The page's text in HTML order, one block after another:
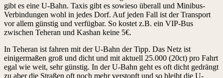
gibt es eine U-Bahn. Taxis gibt es sowieso überall und Minibus-
Verbindungen wohl in jedes Dorf. Auf jeden Fall ist der Transport
vor allem günstig und verfügbar. So kostet z.B. ein VIP-Bus
zwischen Teheran und Kashan keine 5€.
In Teheran ist fahren mit der U-Bahn der Tipp. Das Netz ist
einigermaßen groß und dicht und mit aktuell 25.000 (20ct) pro Fahrt
egal wie weit, sehr günstig. In der U-Bahn geht es oft dicht gedrängt
zu aber die Straßen oft noch mehr verstopft und so bleibt die U-